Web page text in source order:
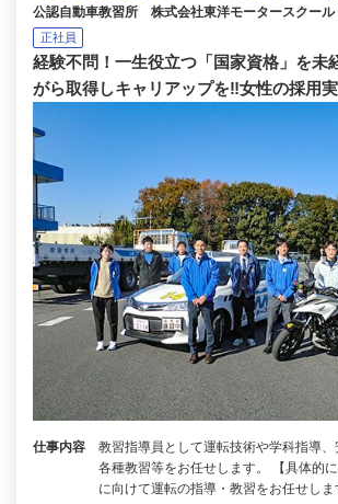
公認自動車教習所 株式会社東洋モータースクール
正社員
経験不問！一生役立つ「国家資格」を未
がら取得しキャリアップを‼女性の採用
仕事内容
教習指導員として運転技術や学科指導
各種教習等をお任せします。 【具体的
に向けて運転の指導・教習をお任せしま